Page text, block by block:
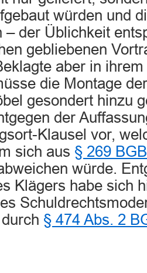
würden und
– der Üblichkeit
gebliebenen
aber in
die Montage
gesondert hinzu
der
Klausel vor,
sich aus § 269 BGB
würde.
Klägers habe sich
§ 474 Abs. 2